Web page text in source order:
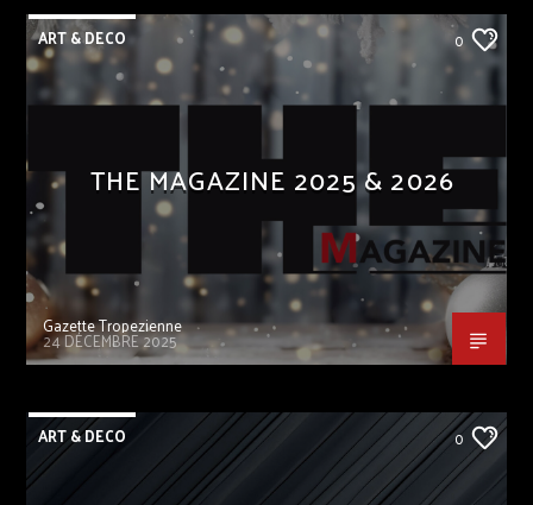
ART & DECO 0
THE MAGAZINE 2025 & 2026
Gazette Tropezienne
24 DÉCEMBRE 2025
ART & DECO 0